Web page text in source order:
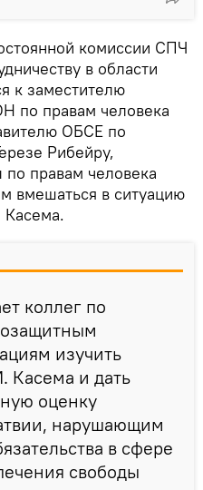
комиссии СПЧ
в области
к заместителю
по правам человека
ОБСЕ по
Рибейру,
правам человека
вмешаться в ситуацию
Касема.
коллег по
изучить
Касема и дать
оценку
нарушающим
в сфере
свободы